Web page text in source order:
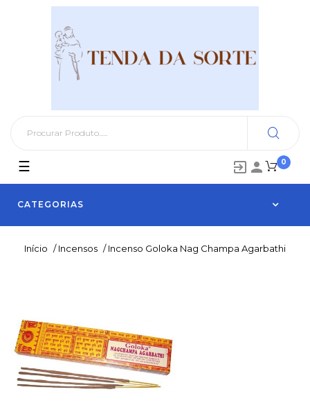
0
 
CATEGORIAS
Toggle
navigation
☰
Início / Incensos / Incenso Goloka Nag Champa Agarbathi